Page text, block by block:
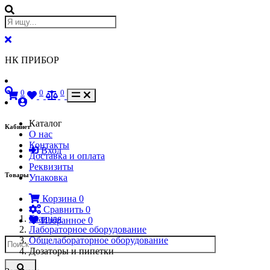
НК ПРИБОР
Кабинет
Вход
Товары
Корзина 0
Сравнить 0
Избранное 0
0 0 0
Каталог
О нас
Контакты
Доставка и оплата
Реквизиты
Упаковка
Главная
Лабораторное оборудование
Общелабораторное оборудование
Дозаторы и пипетки